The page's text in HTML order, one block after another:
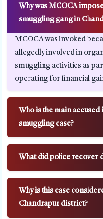
Why was MCOCA
smuggling gang in
MCOCA was invoked
allegedly involved in
smuggling activities as
operating for financial
Who is the main
smuggling case?
What did police recover
Why is this case
Chandrapur district?